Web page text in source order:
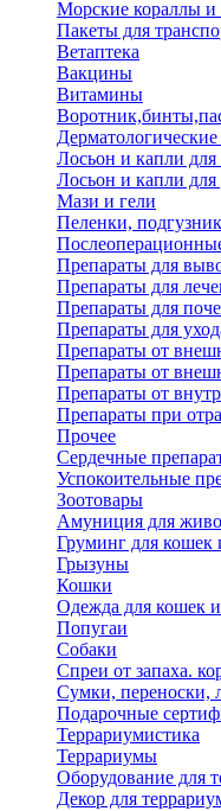
Морские кораллы
Пакеты для
Ветаптека
Вакцины
Витамины
Лосьон и капли для
Лосьон и капли
Мази и гели
Пеленки,
Препараты для
Препараты для
Препараты для
Препараты для
Препараты от
Препараты от
Препараты от
Препараты при
Прочее
Сердечные
Успокоительные
Зоотовары
Амуниция для
Груминг для кошек
Грызуны
Кошки
Одежда для кошек
Попугаи
Собаки
Спреи от запаха.
Сумки, переноски,
Подарочные
Террариумистика
Террариумы
Оборудование для
Декор для